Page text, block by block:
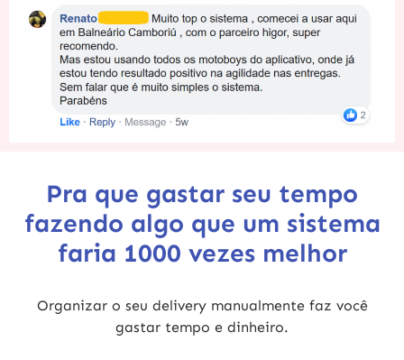
Pra que gastar seu tempo
fazendo algo que um sistema
faria 1000 vezes melhor
Organizar o seu delivery manualmente faz você
gastar tempo e dinheiro.